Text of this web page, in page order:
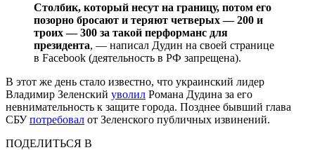
Столбик, который несут на границу, потом его
позорно бросают и теряют четверых — 200 и
троих — 300 за такой перформанс для
президента, — написал Дудин на своей странице
в Facebook (деятельность в РФ запрещена).
В этот же день стало известно, что украинский лидер
Владимир Зеленский уволил Романа Дудина за его
невнимательность к защите города. Позднее бывший глава
СБУпотребовал от Зеленского публичных извинений.
ПОДЕЛИТЬСЯ В